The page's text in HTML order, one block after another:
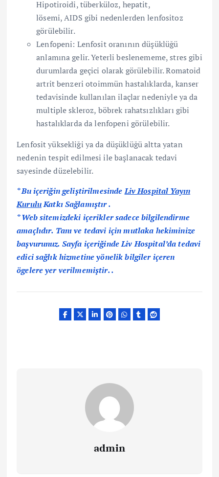
Hipotiroidi, tüberküloz, hepatit,
lösemi, AIDS gibi nedenlerden lenfositoz
görülebilir.
Lenfopeni: Lenfosit oranının düşüklüğü
anlamına gelir. Yeterli beslenememe, stres gibi
durumlarda geçici olarak görülebilir. Romatoid
artrit benzeri otoimmün hastalıklarda, kanser
tedavisinde kullanılan ilaçlar nedeniyle ya da
multiple skleroz, böbrek rahatsızlıkları gibi
hastalıklarda da lenfopeni görülebilir.
Lenfosit yüksekliği ya da düşüklüğü altta yatan
nedenin tespit edilmesi ile başlanacak tedavi
sayesinde düzelebilir.
* Bu içeriğin geliştirilmesindeLiv Hospital Yayın
KuruluKatkı Sağlamıştır .
* Web sitemizdeki içerikler sadece bilgilendirme
amaçlıdır. Tanı ve tedavi için mutlaka hekiminize
başvurunuz. Sayfa içeriğinde Liv Hospital’da tedavi
edici sağlık hizmetine yönelik bilgiler içeren
ögelere yer verilmemiştir. .
admin